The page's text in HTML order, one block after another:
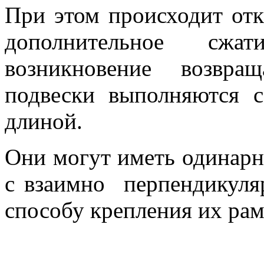
При этом происходит
дополнительное
возникновение
подвески выполняются
длиной.
Они могут иметь
с взаимно
способу крепления их